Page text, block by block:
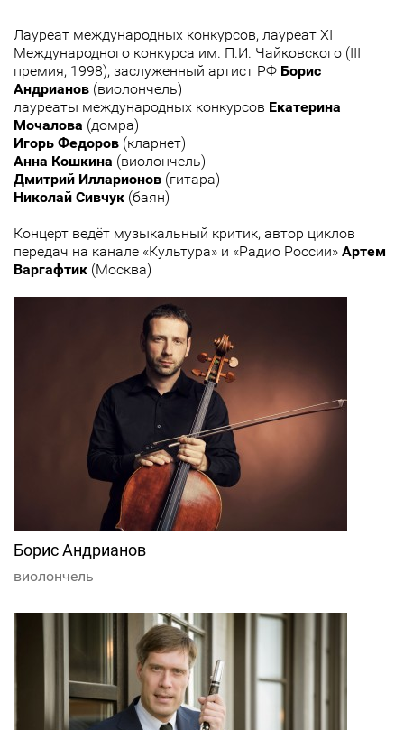
Лауреат международных конкурсов, лауреат XI
Международного конкурса им. П.И. Чайковского (III
премия, 1998), заслуженный артист РФ Борис
Андрианов (виолончель)
лауреаты международных конкурсов Екатерина
Мочалова (домра)
Игорь Федоров (кларнет)
Анна Кошкина (виолончель)
Дмитрий Илларионов (гитара)
Николай Сивчук (баян)
Концерт ведёт музыкальный критик, автор циклов
передач на канале «Культура» и «Радио России» Артем
Варгафтик (Москва)
Борис Андрианов
виолончель